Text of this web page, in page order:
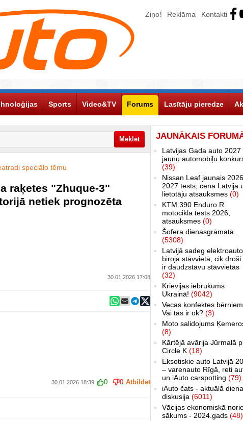
Ziņo! Reklāma Kontakti
Sports Video&TV Forums Lasītāju pieredze
speciālo tēmu
raķetes "Zhuque-3"
netiek prognozēta
30.01.2026 17:08
30.01.2026 18:39 0 0 Atbildēt
JAUNĀKAIS
Latvijas Gada auto 2027
jaunu automobiļu
(39)
Nissan Leaf jaunais
2027 tests, cena Latvijā
lietotāju atsauksmes (0)
KTM 390 Enduro R
motocikla tests 2026,
atsauksmes (0)
Šofera dienasgrāmata.
(5308)
Latvijā sadeg elektroauto
biroja stāvvietā, cik droši
ir daudzstāvu stāvvietās
(32)
Krievijas iebrukums
Ukrainā! (9042)
Vecas konfektes
Vai tas ir ok? (3)
Moto salidojums
(8)
Kārtējā avārija Jūrmalā
Circle K (18)
Eksotiskie auto Latvijā
– varenauto Rīgā, reti
un iAuto carspotting (79)
iAuto čats - aktuālā
diskusija (6011)
Vācijas ekonomiskā
sākums - 2024.gads (48)